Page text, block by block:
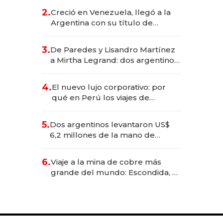
2.Creció en Venezuela, llegó a la
Argentina con su título de
las marcas "fast premium"
3.De Paredes y Lisandro Martínez
a Mirtha Legrand: dos argentinos
4.El nuevo lujo corporativo: por
qué en Perú los viajes de
transformadoras
5.Dos argentinos levantaron US$
6,2 millones de la mano de
6.Viaje a la mina de cobre más
grande del mundo: Escondida, el